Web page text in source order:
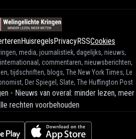
HuisregelsPrivacyRSSCookies
media, journalistiek, dagelijks, nieuws,
commentaren, nieuwsberichten,
tijdschriften, blogs, The New York Times, Le
Der Spiegel, Slate, The Huffington Post
- Nieuws van overal: minder lezen, meer
rechten voorbehouden